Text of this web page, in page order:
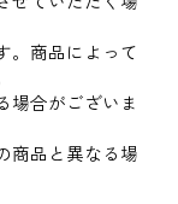
。商品によって
場合がございま
商品と異なる場